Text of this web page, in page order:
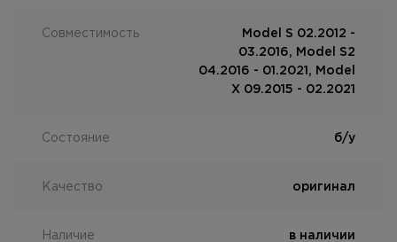
Совместимость
Model S 02.2012 -
03.2016, Model S2
04.2016 - 01.2021, Model
X 09.2015 - 02.2021
Состояние б/у
Качество оригинал
Наличие в наличии